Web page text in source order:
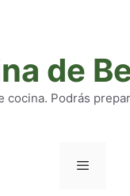
de
cocina. Podrás